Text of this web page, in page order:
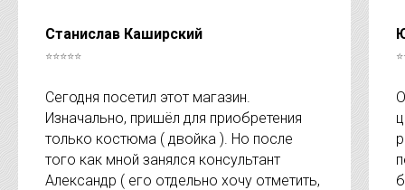
Станислав Каширский
⭐⭐⭐⭐⭐
Сегодня посетил этот магазин.
Изначально, пришёл для приобретения
только костюма ( двойка ). Но после
того как мной занялся консультант
Александр ( его отдельно хочу отметить,